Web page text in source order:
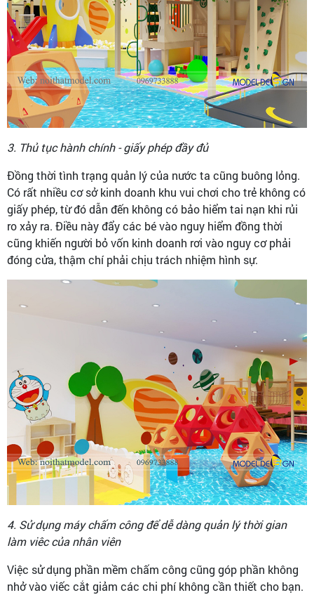
3. Thủ tục hành chính - giấy phép đầy đủ
Đồng thời tình trạng quản lý của nước ta cũng buông lỏng.
Có rất nhiều cơ sở kinh doanh khu vui chơi cho trẻ không có
giấy phép, từ đó dẫn đến không có bảo hiểm tai nạn khi rủi
ro xảy ra. Điều này đẩy các bé vào nguy hiểm đồng thời
cũng khiến người bỏ vốn kinh doanh rơi vào nguy cơ phải
đóng cửa, thậm chí phải chịu trách nhiệm hình sự.
4. Sử dụng máy chấm công để dễ dàng quản lý thời gian
làm viêc của nhân viên
Việc sử dụng phần mềm chấm công cũng góp phần không
nhở vào viếc cắt giảm các chi phí không cần thiết cho bạn.